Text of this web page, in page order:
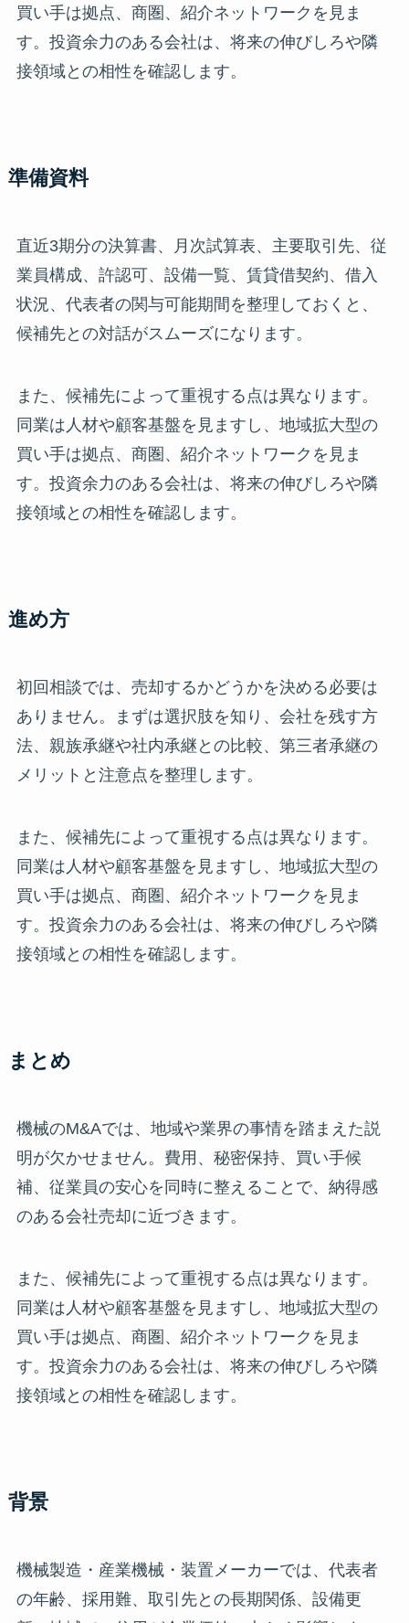
買い手は拠点、商圏、紹介ネットワークを見ま
す。投資余力のある会社は、将来の伸びしろや隣
接領域との相性を確認します。
準備資料
直近3期分の決算書、月次試算表、主要取引先、従
業員構成、許認可、設備一覧、賃貸借契約、借入
状況、代表者の関与可能期間を整理しておくと、
候補先との対話がスムーズになります。
また、候補先によって重視する点は異なります。
同業は人材や顧客基盤を見ますし、地域拡大型の
買い手は拠点、商圏、紹介ネットワークを見ま
す。投資余力のある会社は、将来の伸びしろや隣
接領域との相性を確認します。
進め方
初回相談では、売却するかどうかを決める必要は
ありません。まずは選択肢を知り、会社を残す方
法、親族承継や社内承継との比較、第三者承継の
メリットと注意点を整理します。
また、候補先によって重視する点は異なります。
同業は人材や顧客基盤を見ますし、地域拡大型の
買い手は拠点、商圏、紹介ネットワークを見ま
す。投資余力のある会社は、将来の伸びしろや隣
接領域との相性を確認します。
まとめ
機械のM&Aでは、地域や業界の事情を踏まえた説
明が欠かせません。費用、秘密保持、買い手候
補、従業員の安心を同時に整えることで、納得感
のある会社売却に近づきます。
また、候補先によって重視する点は異なります。
同業は人材や顧客基盤を見ますし、地域拡大型の
買い手は拠点、商圏、紹介ネットワークを見ま
す。投資余力のある会社は、将来の伸びしろや隣
接領域との相性を確認します。
背景
機械製造・産業機械・装置メーカーでは、代表者
の年齢、採用難、取引先との長期関係、設備更